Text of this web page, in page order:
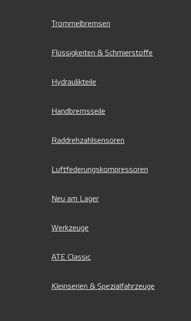
Trommelbremsen
Flüssigkeiten & Schmierstoffe
Hydraulikteile
Handbremsseile
Raddrehzahlsensoren
Luftfederungskompressoren
Neu am Lager
Werkzeuge
ATE Classic
Kleinserien & Spezialfahrzeuge